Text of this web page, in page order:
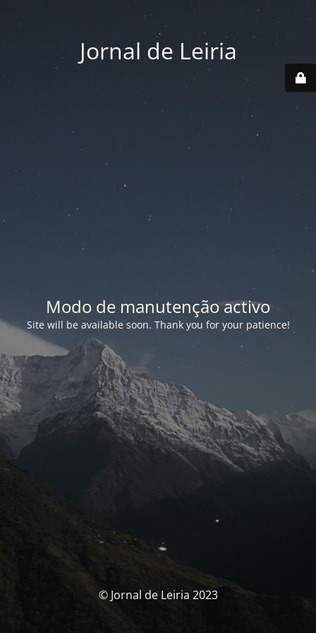
Jornal de Leiria
Modo de manutenção activo
Site will be available soon. Thank you for your patience!
© Jornal de Leiria 2023